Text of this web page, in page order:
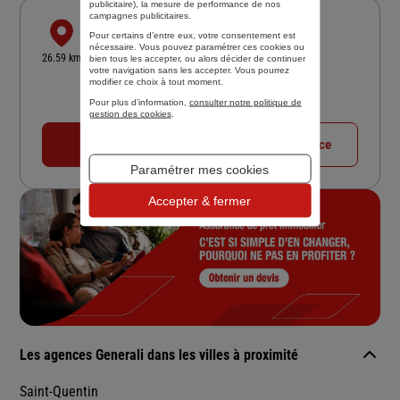
26.59 km
ALPHA ASSURANCES
18 RUE DE LA CHAUSSEE
02300 CHAUNY
Fermé aujourd'hui
Voir la fiche agence
Les agences Generali dans les villes à proximité
Saint-Quentin
publicitaire), la mesure de performance de nos
campagnes publicitaires.
Pour certains d’entre eux, votre consentement est
nécessaire. Vous pouvez paramétrer ces cookies ou
bien tous les accepter, ou alors décider de continuer
votre navigation sans les accepter. Vous pourrez
modifier ce choix à tout moment.
Pour plus d’information, consulter notre politique de
gestion des cookies.
Paramétrer mes cookies
Accepter & fermer